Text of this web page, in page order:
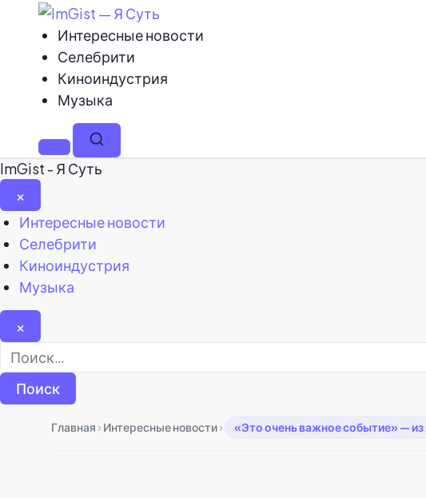
Интересные новости
Селебрити
Киноиндустрия
Музыка
МенюПоиск
ImGist - Я Суть
×
Закрыть
меню
Интересные новости
Селебрити
Киноиндустрия
Музыка
×
Найти:
Главная › Интересные новости› «Это очень важное событие» — из